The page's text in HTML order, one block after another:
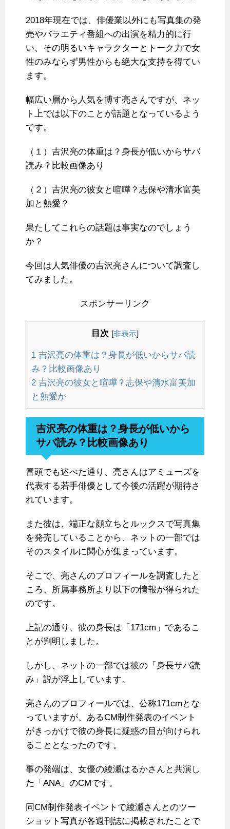
2018年現在では、俳優業以外にも写真集の発
売やバラエティ番組への出演を精力的に行
い、その明るいキャラクターとトーク力で女
性のみならず男性からも絶大な支持を得てい
ます。
幅広い層から人気を博す亮さんですが、ネッ
ト上では以下のことが話題となっているよう
です。
（１）吉沢亮の体重は？身長が低いからサバ
読み？比較画像あり
（２）吉沢亮の彼女と喧嘩？志保や清水富美
加と熱愛？
果たしてこれらの話題は事実なのでしょう
か？
今回は人気俳優の吉沢亮さんについて調査し
てみました。
スポンサーリンク
目次 [非表示]
1 吉沢亮の体重は？身長が低いからサバ読
み？比較画像あり
2 吉沢亮の彼女と喧嘩？志保や清水富美加
と熱愛か
吉沢亮の体重は？身長が低いから
サバ読み？比較画像あり
冒頭でも述べた通り、亮さんはアミューズを
代表する若手俳優として今後の活躍が期待さ
れています。
また彼は、端正な顔立ちとルックスで写真集
を発売していることから、ネットの一部では
そのスタイルに関心が集まっています。
そこで、亮さんのプロフィールを調査したと
ころ、所属事務所より以下の情報が得られた
のです。
上記の通り、彼の身長は「171cm」であるこ
とが判明しました。
しかし、ネットの一部では彼の「身長サバ読
み」説が浮上しています。
亮さんのプロフィールでは、公称171cmとな
っていますが、あるCM制作発表のイベント
がきっかけで彼の身長に疑惑の目が向けられ
ることとなったのです。
事の発端は、女優の綾瀬はるかさんと共演し
た「ANA」のCMです。
同CM制作発表イベントで綾瀬さんとのツー
ショット写真が各週刊誌に掲載されたことで